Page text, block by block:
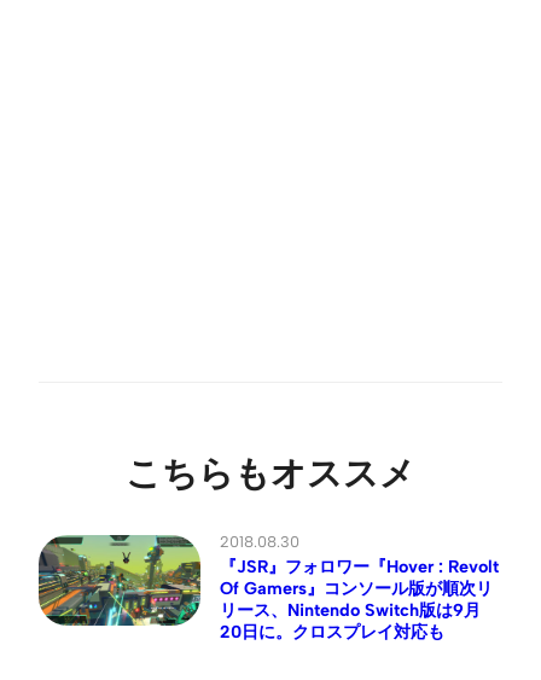
こちらもオススメ
2018.08.30
『JSR』フォロワー『Hover : Revolt
Of Gamers』コンソール版が順次リ
リース、Nintendo Switch版は9月
20日に。クロスプレイ対応も